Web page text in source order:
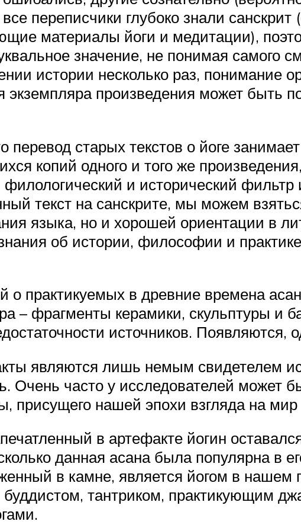
переписчики глубоко знали санскрит
материалы йоги и медитации),
значение, не понимая самого
истории несколько раз, понимание
экземпляра произведения может быть
перевод старых текстов о йоге
копий одного и того же
и исторический
текст на санскрите, мы можем
языка, но и хорошей ориентации в
об истории, философии и
практикуемых в древние времена
– фрагменты керамики, скульптуры и
источников. Появляются,
являются лишь немым свидетелем
Очень часто у исследователей может
присущего нашей эпохи взгляда на мир
в артефакте йогин
данная асана была популярна в
в камне, является йогом в
тантриком, практикующим